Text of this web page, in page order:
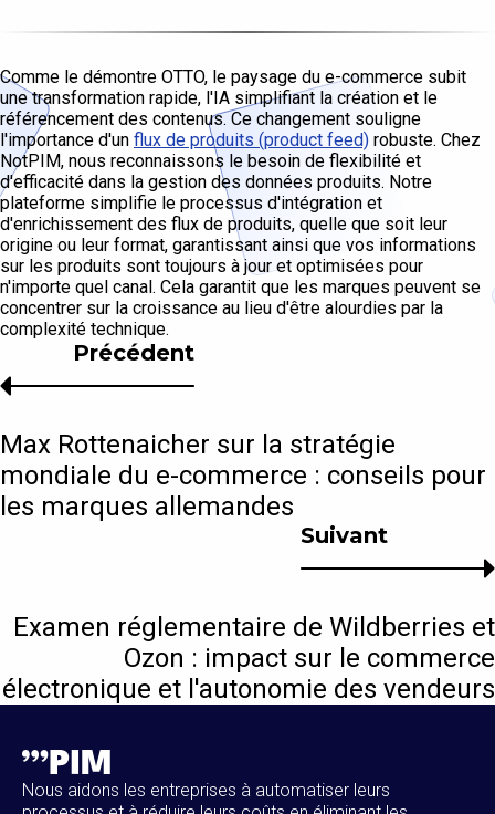
Comme le démontre OTTO, le paysage du e-commerce subit
une transformation rapide, l'IA simplifiant la création et le
référencement des contenus. Ce changement souligne
l'importance d'un flux de produits (product feed) robuste. Chez
NotPIM, nous reconnaissons le besoin de flexibilité et
d'efficacité dans la gestion des données produits. Notre
plateforme simplifie le processus d'intégration et
d'enrichissement des flux de produits, quelle que soit leur
origine ou leur format, garantissant ainsi que vos informations
sur les produits sont toujours à jour et optimisées pour
n'importe quel canal. Cela garantit que les marques peuvent se
concentrer sur la croissance au lieu d'être alourdies par la
complexité technique.
Suivant
Examen réglementaire de Wildberries et
Ozon : impact sur le commerce
électronique et l'autonomie des vendeurs
Précédent
Max Rottenaicher sur la stratégie
mondiale du e-commerce : conseils pour
les marques allemandes
Nous aidons les entreprises à automatiser leurs